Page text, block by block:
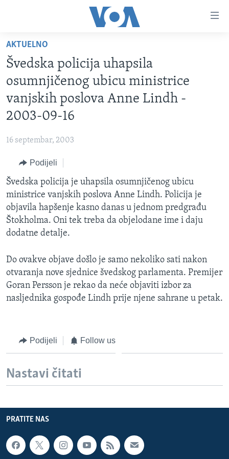
glavni
sadržaj
na
glavnu
navigaciju
na
TV PROGRAM
FOTOGRAFIJE DANA
VIJESTI
BOSNA I HERCEGOVINA
SVIJET
SPECIJALNI PROJEKTI
KORUPCIJA
SLOBODA MEDIJA
ŽENSKA STRANA
IZBJEGLIČKA STRANA
MAGAZIN
O GLASU AMERIKE
Learning English
AKTUELNO
Švedska policija uhapsila
osumnjičenog ubicu ministrice
vanjskih poslova Anne Lindh -
2003-09-16
16 septembar, 2003
Podijeli
Švedska policija je uhapsila osumnjičenog ubicu
ministrice vanjskih poslova Anne Lindh. Policija je
objavila hapšenje kasno danas u jednom predgrađu
Štokholma. Oni tek treba da objelodane ime i daju
dodatne detalje.
Do ovakve objave došlo je samo nekoliko sati nakon
otvaranja nove sjednice švedskog parlamenta. Premijer
Goran Persson je rekao da neće objaviti izbor za
nasljednika gospođe Lindh prije njene sahrane u petak.
Podijeli Follow us
Nastavi čitati
PRATITE NAS